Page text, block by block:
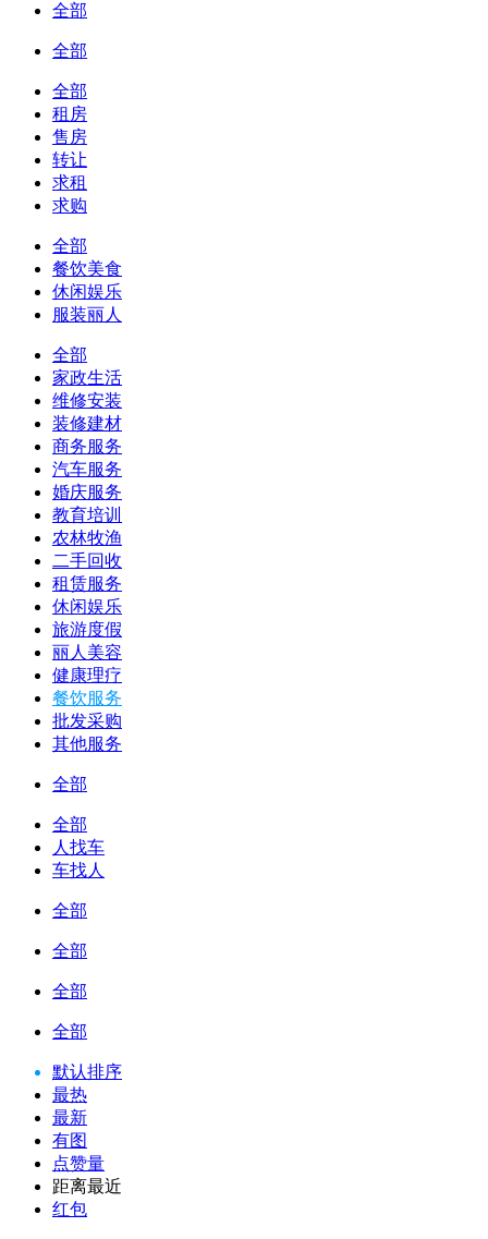
全部
全部
全部
租房
售房
转让
求租
求购
全部
餐饮美食
休闲娱乐
服装丽人
全部
家政生活
维修安装
装修建材
商务服务
汽车服务
婚庆服务
教育培训
农林牧渔
二手回收
租赁服务
休闲娱乐
旅游度假
丽人美容
健康理疗
餐饮服务
批发采购
其他服务
全部
全部
人找车
车找人
全部
全部
全部
全部
默认排序
最热
最新
有图
点赞量
距离最近
红包